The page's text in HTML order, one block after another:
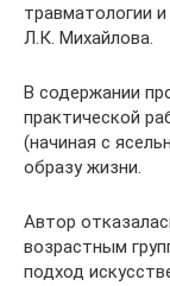
трав­матологии
Л.К. Михайлова.
В содержании
практичес­кой
(начиная с
образу жизни.
Автор
возрастным
подход